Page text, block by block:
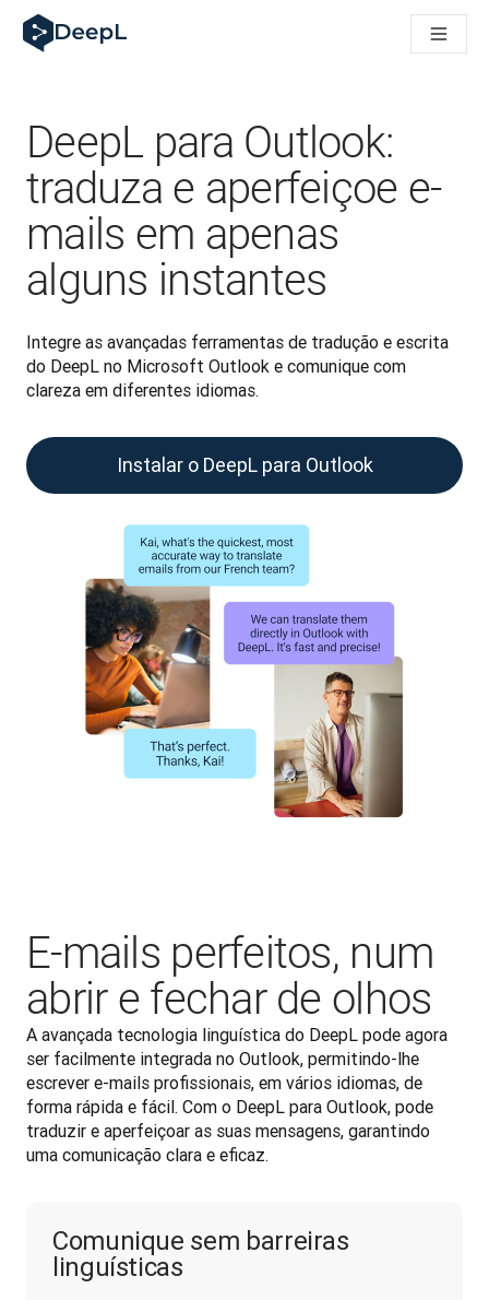
DeepL para agentes de IA
Translation Flow do DeepL: Novos fluxos de trabalho
Desvendando a confiança na IA linguística empresarial. Em
Desenvolvimento da Avaliação da Qualidade de Tradução no
De tradução de texto a plataforma de voz em tempo real
Building an instantly accessible voice demo with DeepL
DeepL para Outlook:
traduza e aperfeiçoe e-
mails em apenas
alguns instantes
Integre as avançadas ferramentas de tradução e escrita
do DeepL no Microsoft Outlook e comunique com
clareza em diferentes idiomas.
Instalar o DeepL para Outlook
E-mails perfeitos, num
abrir e fechar de olhos
A avançada tecnologia linguística do DeepL pode agora
ser facilmente integrada no Outlook, permitindo-lhe
escrever e-mails profissionais, em vários idiomas, de
forma rápida e fácil. Com o DeepL para Outlook, pode
traduzir e aperfeiçoar as suas mensagens, garantindo
uma comunicação clara e eficaz.
Comunique sem barreiras
linguísticas